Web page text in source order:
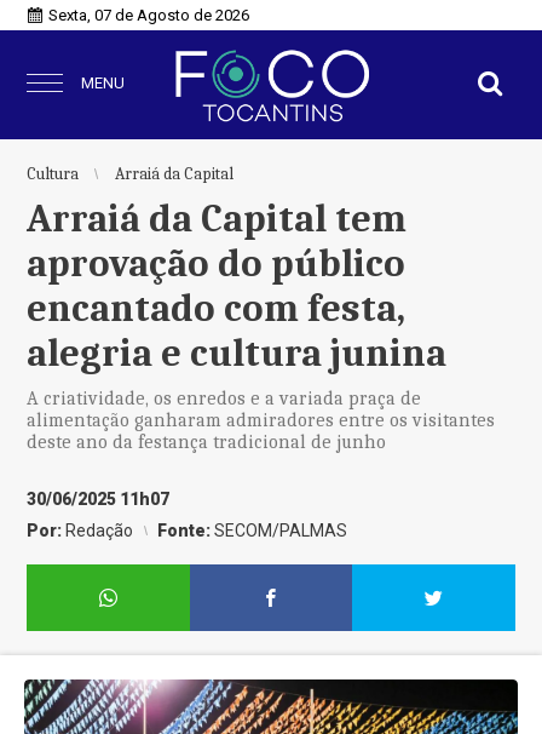
Sexta, 07 de Agosto de 2026
MENU
Cultura Arraiá da Capital
Arraiá da Capital tem
aprovação do público
encantado com festa,
alegria e cultura junina
A criatividade, os enredos e a variada praça de
alimentação ganharam admiradores entre os visitantes
deste ano da festança tradicional de junho
30/06/2025 11h07
Por: Redação Fonte:SECOM/PALMAS